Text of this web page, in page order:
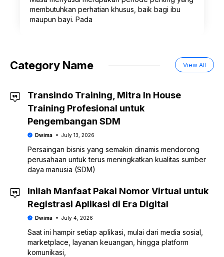
membutuhkan perhatian khusus, baik bagi ibu
maupun bayi. Pada
Category Name View All
Transindo Training, Mitra In House
Training Profesional untuk
Pengembangan SDM
Dwima July 13, 2026
Persaingan bisnis yang semakin dinamis mendorong
perusahaan untuk terus meningkatkan kualitas sumber
daya manusia (SDM)
Inilah Manfaat Pakai Nomor Virtual untuk
Registrasi Aplikasi di Era Digital
Dwima July 4, 2026
Saat ini hampir setiap aplikasi, mulai dari media sosial,
marketplace, layanan keuangan, hingga platform
komunikasi,